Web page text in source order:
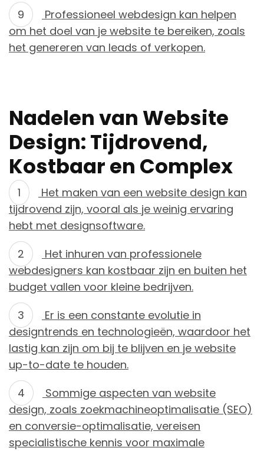
Professioneel webdesign kan helpen
om het doel van je website te bereiken, zoals
het genereren van leads of verkopen.
Nadelen van Website
Design: Tijdrovend,
Kostbaar en Complex
Het maken van een website design kan
tijdrovend zijn, vooral als je weinig ervaring
hebt met designsoftware.
Het inhuren van professionele
webdesigners kan kostbaar zijn en buiten het
budget vallen voor kleine bedrijven.
Er is een constante evolutie in
designtrends en technologieën, waardoor het
lastig kan zijn om bij te blijven en je website
up-to-date te houden.
Sommige aspecten van website
design, zoals zoekmachineoptimalisatie (SEO)
en conversie-optimalisatie, vereisen
specialistische kennis voor maximale